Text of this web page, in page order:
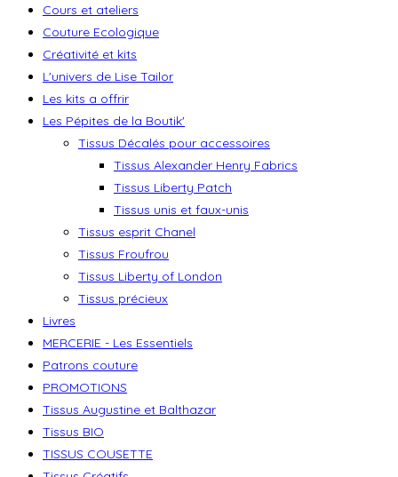
Cours et ateliers
Couture Ecologique
Créativité et kits
L'univers de Lise Tailor
Les kits a offrir
Les Pépites de la Boutik'
Tissus Décalés pour accessoires
Tissus Alexander Henry Fabrics
Tissus Liberty Patch
Tissus unis et faux-unis
Tissus esprit Chanel
Tissus Froufrou
Tissus Liberty of London
Tissus précieux
Livres
MERCERIE - Les Essentiels
Patrons couture
PROMOTIONS
Tissus Augustine et Balthazar
Tissus BIO
TISSUS COUSETTE